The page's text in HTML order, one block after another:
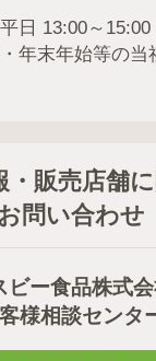
日 13:00～15:00
・年末年始等の
・販売店舗
問い合わせ
ビー食品株式
様相談センタ